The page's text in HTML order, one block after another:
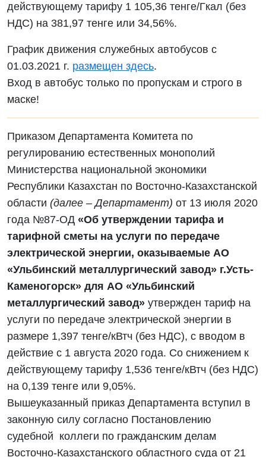
действующему тарифу 1 105,36 тенге/Гкал (без
НДС) на 381,97 тенге или 34,56%.
График движения служебных автобусов с
01.03.2021 г. размещен здесь.
Вход в автобус только по пропускам и строго в
маске!
Приказом Департамента Комитета по
регулированию естественных монополий
Министерства национальной экономики
Республики Казахстан по Восточно-Казахстанской
области (далее – Департамент) от 13 июля 2020
года №87-ОД «Об утверждении тарифа и
тарифной сметы на услуги по передаче
электрической энергии, оказываемые АО
«Ульбинский металлургический завод» г.Усть-
Каменогорск» для АО «Ульбинский
металлургический завод» утвержден тариф на
услуги по передаче электрической энергии в
размере 1,397 тенге/кВтч (без НДС), с вводом в
действие с 1 августа 2020 года. Со снижением к
действующему тарифу 1,536 тенге/кВтч (без НДС)
на 0,139 тенге или 9,05%.
Вышеуказанный приказ Департамента вступил в
законную силу согласно Постановлению
судебной коллеги по гражданским делам
Восточно-Казахстанского областного суда от 21